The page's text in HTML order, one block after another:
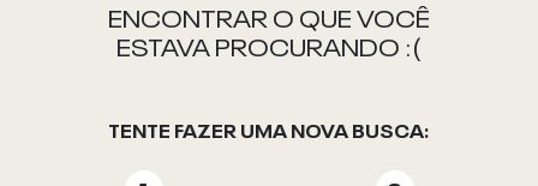
ENCONTRAR O QUE VOCÊ
ESTAVA PROCURANDO :(
TENTE FAZER UMA NOVA BUSCA: